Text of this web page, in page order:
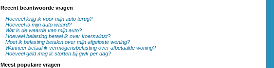
Recent beantwoorde vragen
Hoeveel krijg ik voor mijn auto terug?
Hoeveel is mijn auto waard?
Wat is de waarde van mijn auto?
Hoeveel belasting betaal ik over koerswinst?
Moet ik belasting betalen over mijn afgeloste woning?
Wanneer betaal ik vermogensbelasting over afbetaalde woning?
Hoeveel geld mag ik storten bij gwk per dag?
Meest populaire vragen